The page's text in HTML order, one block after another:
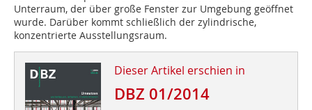
Unterraum, der über große Fenster zur Umgebung geöffnet
wurde. Darüber kommt schließlich der zylindrische,
konzentrierte Ausstellungsraum.
Dieser Artikel erschien in
DBZ 01/2014